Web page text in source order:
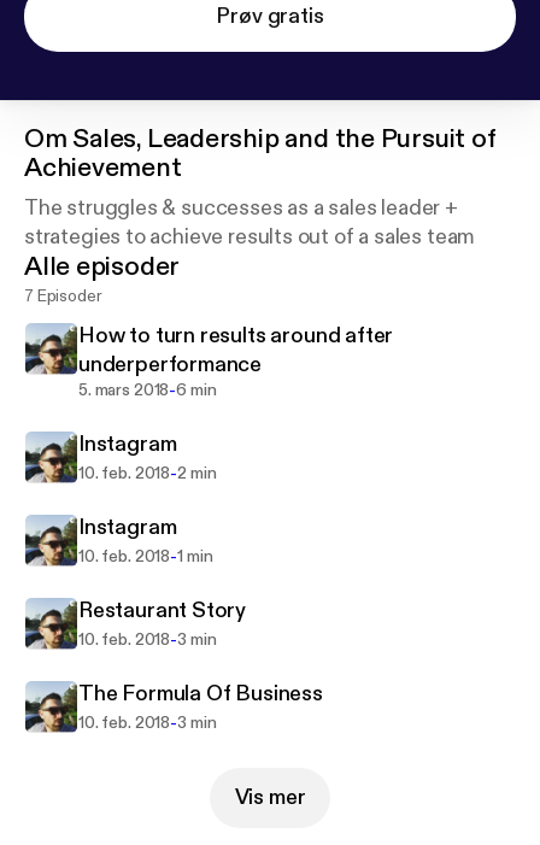
Prøv gratis
Om Sales, Leadership and the Pursuit of
Achievement
The struggles & successes as a sales leader +
strategies to achieve results out of a sales team
Alle episoder
7 Episoder
How to turn results around after
underperformance
5. mars 2018-6 min
Instagram
10. feb. 2018-2 min
Instagram
10. feb. 2018-1 min
Restaurant Story
10. feb. 2018-3 min
The Formula Of Business
10. feb. 2018-3 min
Vis mer